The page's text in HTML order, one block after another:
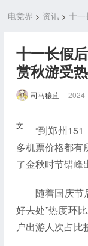
电竞界 > 资讯> 十一
十一长假
赏秋游受
司马穰苴
文
“到郑州
多机票价格都有
了金秋时节错峰
随着国庆节
好去处”热度环
户出游人次占